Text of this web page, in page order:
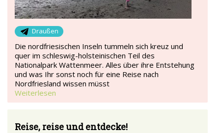
Draußen
Die nordfriesischen Inseln tummeln sich kreuz und
quer im schleswig-holsteinischen Teil des
Nationalpark Wattenmeer. Alles über ihre Entstehung
und was Ihr sonst noch für eine Reise nach
Nordfriesland wissen müsst
Weiterlesen
Reise, reise und entdecke!